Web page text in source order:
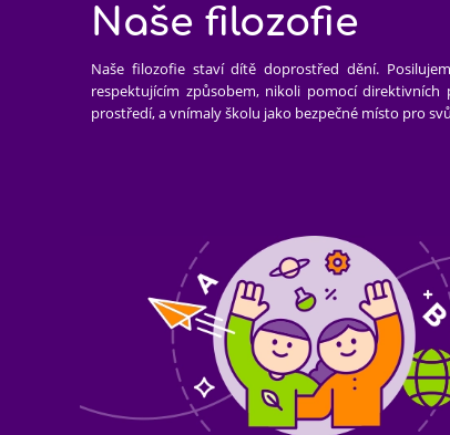
Naše filozofie
Naše filozofie staví dítě doprostřed dění.
respektujícím způsobem, nikoli pomocí
prostředí, a vnímaly školu jako bezpečné místo pro